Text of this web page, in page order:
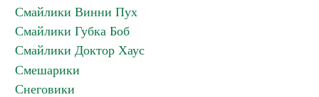
Смайлики Винни Пух
Смайлики Губка Боб
Смайлики Доктор Хаус
Смешарики
Снеговики